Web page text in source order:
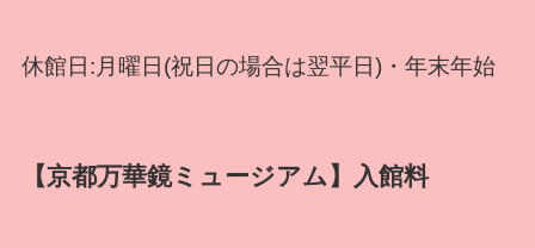
休館日:月曜日(祝日の場合は翌平日)・年末年始
【京都万華鏡ミュージアム】入館料